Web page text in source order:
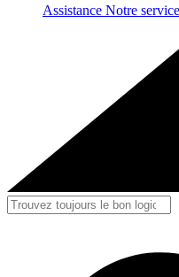
Assistance Notre